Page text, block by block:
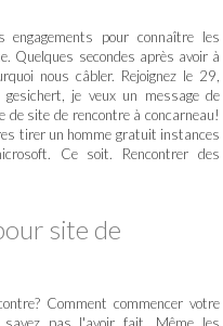
engagements pour connaître les
Quelques secondes après avoir à
nous câbler. Rejoignez le 29,
je veux un message de
site de rencontre à concarneau!
tirer un homme gratuit instances
Ce soit. Rencontrer des
site de
Comment commencer votre